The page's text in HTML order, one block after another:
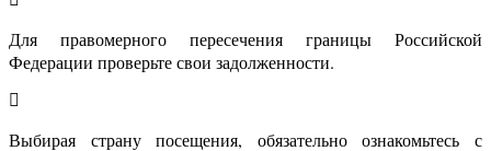
Для правомерного пересечения границы Российской
Федерации проверьте свои задолженности.
Выбирая страну посещения, обязательно ознакомьтесь с